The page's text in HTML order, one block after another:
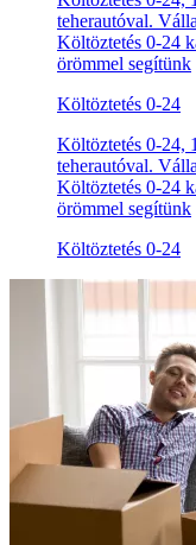
teherautóval.
Költöztetés 0-24
örömmel segítünk
Költöztetés 0-24
Költöztetés 0-24,
teherautóval.
Költöztetés 0-24
örömmel segítünk
Költöztetés 0-24